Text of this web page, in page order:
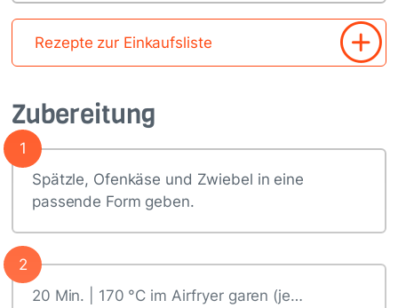
Zubereitung
1
Spätzle, Ofenkäse und Zwiebel in eine
passende Form geben.
2
20 Min. | 170 °C im Airfryer garen (je…
Rezepte zur Einkaufsliste